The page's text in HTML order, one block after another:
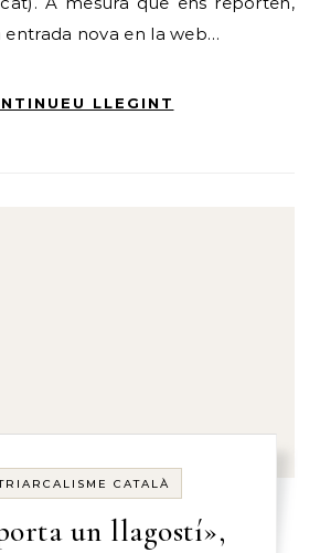
entrada nova en la web…
LLEGINT
CATALÀ
un llagostí»,